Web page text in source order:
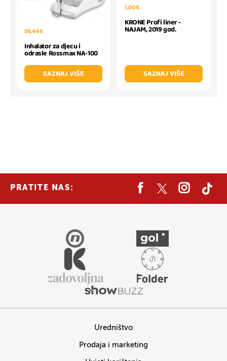
59,44 €
Inhalator za djecu i
odrasle Rossmax NA-100
SAZNAJ VIŠE
1,00 €
KRONE Profi liner -
NAJAM, 2019 god.
SAZNAJ VIŠE
PRATITE NAS:
Uredništvo
Prodaja i marketing